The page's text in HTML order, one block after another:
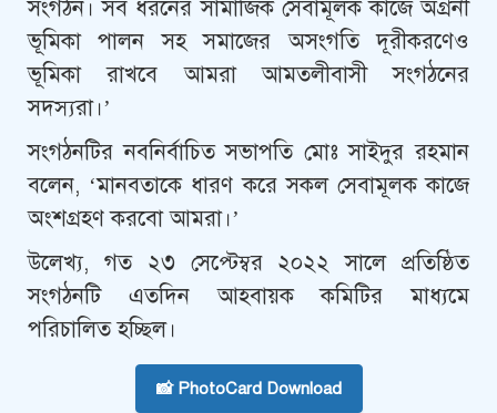
সংগঠন। সব ধরনের সামাজিক সেবামূলক কাজে অগ্রনী
ভূমিকা পালন সহ সমাজের অসংগতি দূরীকরণেও
ভূমিকা রাখবে আমরা আমতলীবাসী সংগঠনের
সদস্যরা।’
সংগঠনটির নবনির্বাচিত সভাপতি মোঃ সাইদুর রহমান
বলেন, ‘মানবতাকে ধারণ করে সকল সেবামূলক কাজে
অংশগ্রহণ করবো আমরা।’
উলে­খ্য, গত ২৩ সেপ্টেম্বর ২০২২ সালে প্রতিষ্ঠিত
সংগঠনটি এতদিন আহবায়ক কমিটির মাধ্যমে
পরিচালিত হচ্ছিল।
📸 PhotoCard Download